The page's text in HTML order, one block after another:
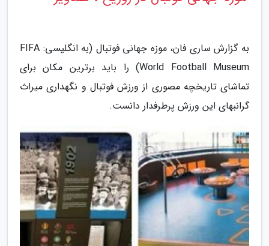
به گزارش ساری فان، موزه جهانی فوتبال (به انگلیسی: FIFA
World Football Museum) را باید برترین مکان برای
تماشای تاریخچه مصوری از ورزش فوتبال و نگهداری میراث
گرانبهای این ورزش پرطرفدار دانست.